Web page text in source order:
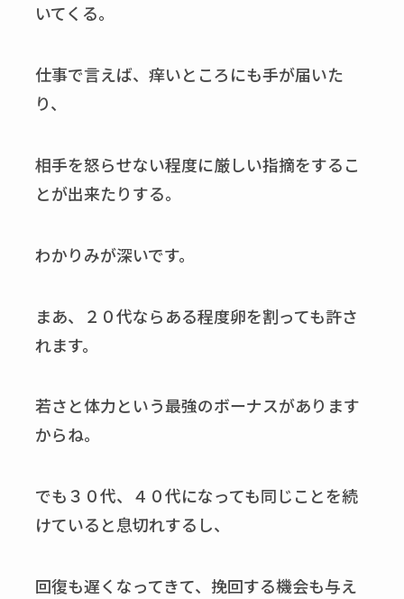
いてくる。
仕事で言えば、痒いところにも手が届いた
り、
相手を怒らせない程度に厳しい指摘をするこ
とが出来たりする。
わかりみが深いです。
まあ、２０代ならある程度卵を割っても許さ
れます。
若さと体力という最強のボーナスがあります
からね。
でも３０代、４０代になっても同じことを続
けていると息切れするし、
回復も遅くなってきて、挽回する機会も与え